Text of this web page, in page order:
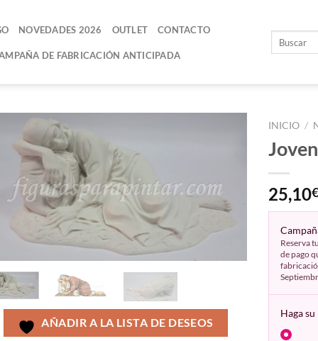
NOVEDADES 2026 OUTLET CONTACTO
DE FABRICACIÓN ANTICIPADA
LISTA
DE
DESEOS
AÑADIR A LA LISTA DE DESEOS
INICIO /
25,10
Reserva
de pago
Haga